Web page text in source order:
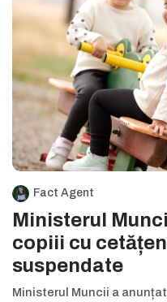
Fact Agent
Ministerul
copiii cu
suspendate
Ministerul Muncii a